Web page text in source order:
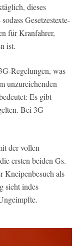
dieses
Gesetzestexte-
für Kranfahrer,
ist.
Regelungen, was
unzureichenden
Es gibt
Bei 3G
der vollen
ersten beiden Gs.
Kneipenbesuch als
sieht indes